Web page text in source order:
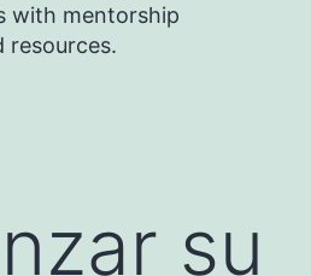
with mentorship
resources.
su